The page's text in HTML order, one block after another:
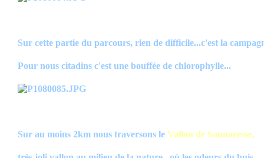
Sur cette partie du parcours, rien de difficile...c'est la
Pour nous citadins c'est une bouffée de chlorophylle...
Sur au moins 2km nous traversons le Vallon de Saunaresse,